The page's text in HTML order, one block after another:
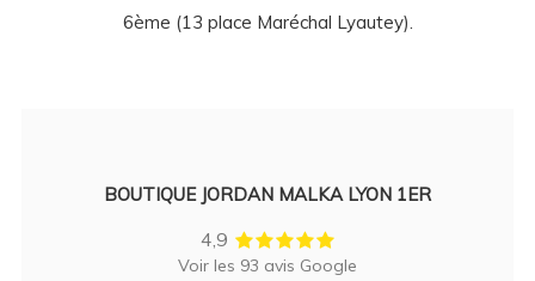
6ème (13 place Maréchal Lyautey).
BOUTIQUE JORDAN MALKA LYON 1ER
4,9
Voir les 93 avis Google